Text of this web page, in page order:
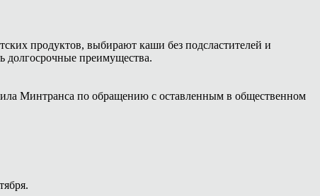
продуктов, выбирают каши без подсластителей и
долгосрочные преимущества.
Минтранса по обращению с оставленным в общественном